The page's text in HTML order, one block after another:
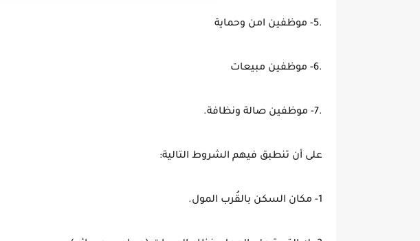
.5- موظفين امن وحماية
.6- موظفين مبيعات
.7- موظفين صالة ونظافة.
على أن تنطبق فيهم الشروط التالية:
1- مكان السكن بالقُرب المول.